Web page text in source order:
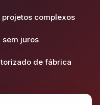
complexos
sem juros
de fábrica